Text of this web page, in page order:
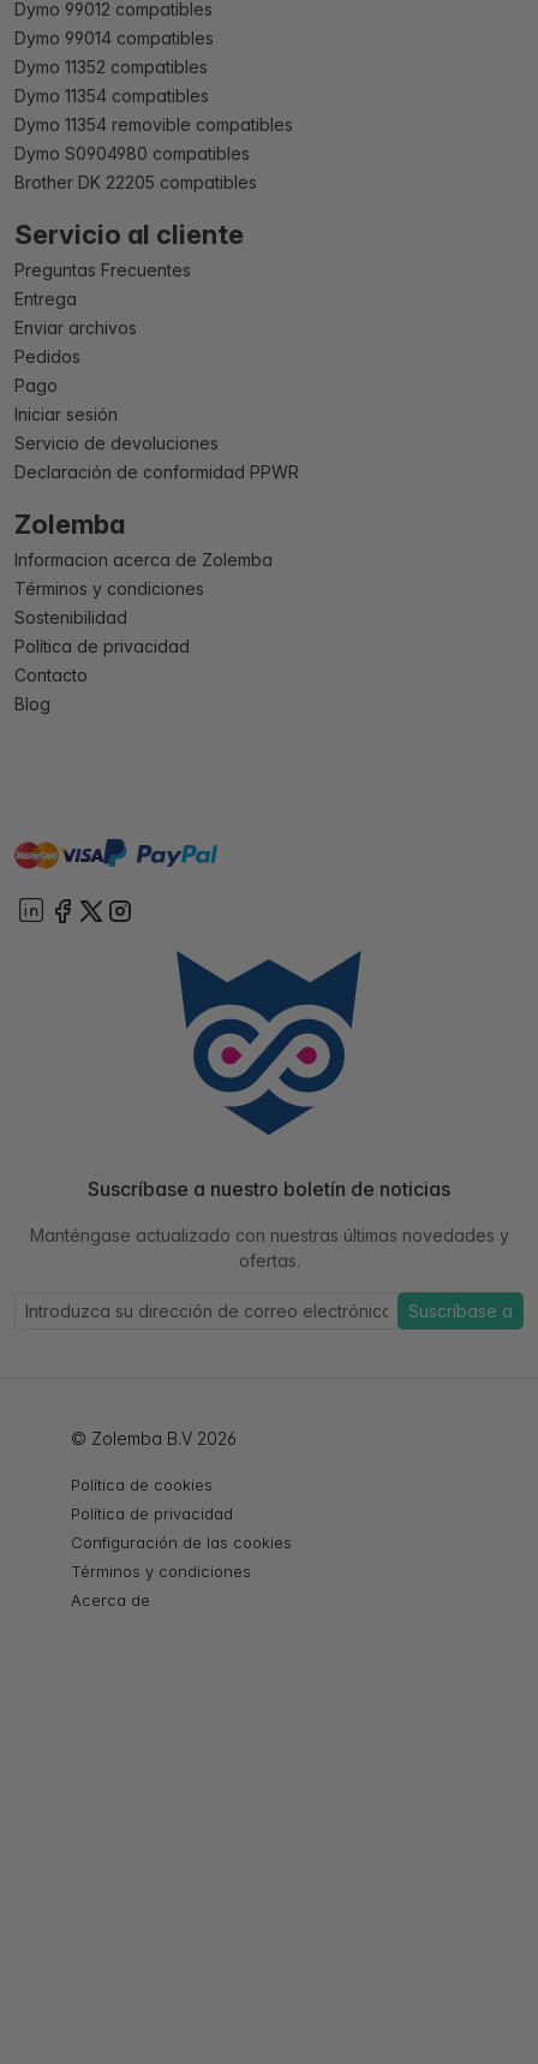
Dymo 99012 compatibles
Dymo 99014 compatibles
Dymo 11352 compatibles
Dymo 11354 compatibles
Dymo 11354 removible compatibles
Dymo S0904980 compatibles
Brother DK 22205 compatibles
Servicio al cliente
Preguntas Frecuentes
Entrega
Enviar archivos
Pedidos
Pago
Iniciar sesión
Servicio de devoluciones
Declaración de conformidad PPWR
Zolemba
Informacion acerca de Zolemba
Términos y condiciones
Sostenibilidad
Política de privacidad
Contacto
Blog
mastervisa paypal
Suscríbase a nuestro boletín de noticias
Manténgase actualizado con nuestras últimas novedades y
ofertas.
Suscríbase a
© Zolemba B.V 2026
Política de cookies
Política de privacidad
Configuración de las cookies
Términos y condiciones
Acerca de